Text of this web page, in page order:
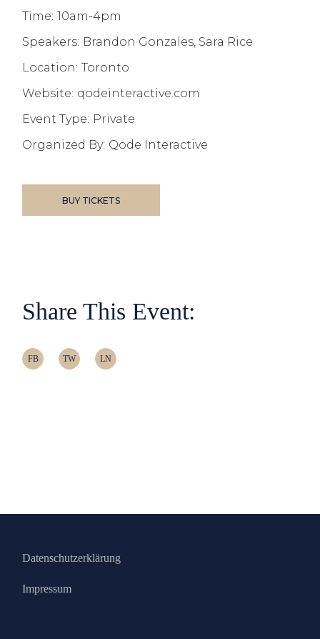
Time: 10am-4pm
Speakers: Brandon Gonzales, Sara Rice
Location: Toronto
Website: qodeinteractive.com
Event Type: Private
Organized By: Qode Interactive
BUY TICKETS
Share This Event:
FB TW LN
Datenschutzerklärung
Impressum